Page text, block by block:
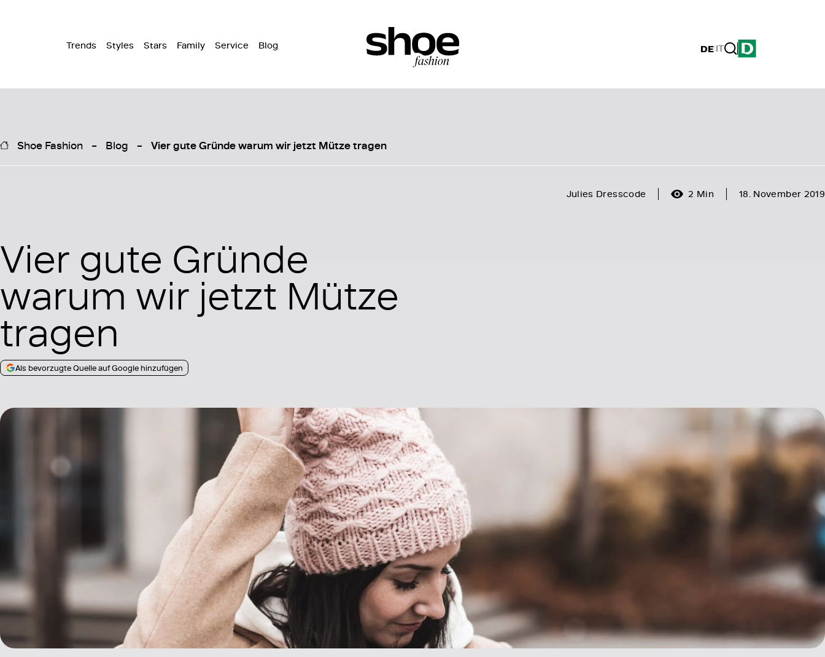
Trends Styles Stars Family Service Blog DE|IT
Shoe Fashion Blog Vier gute Gründe warum wir jetzt Mütze tragen
Julies Dresscode 2 Min 18. November 2019
Vier gute Gründe
warum wir jetzt Mütze
tragen
Als bevorzugte Quelle auf Google hinzufügen